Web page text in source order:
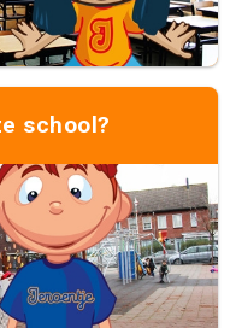
school?